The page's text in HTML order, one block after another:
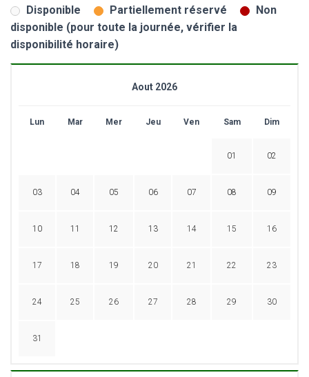
Disponible Partiellement réservé
Non
disponible (pour toute la journée, vérifier la
disponibilité horaire)
Aout 2026
Lun Mar Mer Jeu Ven Sam Dim
01 02
03 04 05 06 07 08 09
10 11 12 13 14 15 16
17 18 19 20 21 22 23
24 25 26 27 28 29 30
31